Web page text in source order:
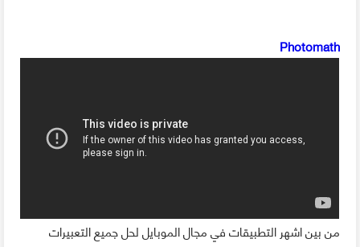
Photomath
من بين اشهر التطبيقات في مجال الموبايل لحل جميع التعبيرات